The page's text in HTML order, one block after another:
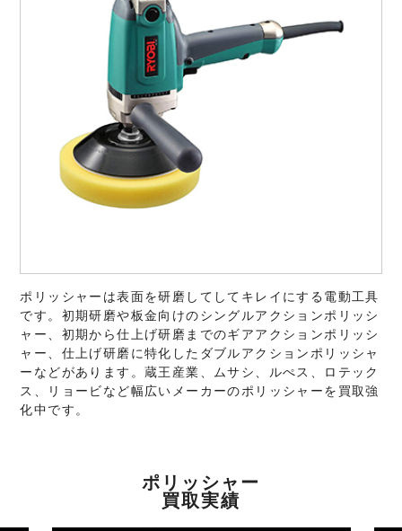
ポリッシャーは表面を研磨してしてキレイにする電動工具
です。初期研磨や板金向けのシングルアクションポリッシ
ャー、初期から仕上げ研磨までのギアアクションポリッシ
ャー、仕上げ研磨に特化したダブルアクションポリッシャ
ーなどがあります。蔵王産業、ムサシ、ルぺス、ロテック
ス、リョービなど幅広いメーカーのポリッシャーを買取強
化中です。
ポリッシャー
買取実績